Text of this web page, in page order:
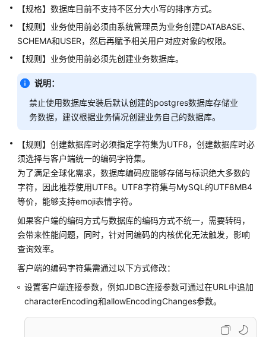
发
指
南
开
发
南
（分
布
式
_V2.0-
10.x）
指
南
（集
中
_V2.0-
10.x）
【规格】数据库目前不支持不区分大小写的排序方式。
【规则】业务使用前必须由系统管理员为业务创建DATABASE、
SCHEMA和USER，然后再赋予相关用户对应对象的权限。
【规则】业务使用前必须先创建业务数据库。
说明：
禁止使用数据库安装后默认创建的postgres数据库存储业
务数据，建议根据业务情况创建业务自己的数据库。
【规则】创建数据库时必须指定字符集为UTF8，创建数据库时必
须选择与客户端统一的编码字符集。
为了满足全球化需求，数据库编码应能够存储与标识绝大多数的
字符，因此推荐使用UTF8。UTF8字符集与MySQL的UTF8MB4
等价，能够支持emoji表情字符。
如果客户端的编码方式与数据库的编码方式不统一，需要转码，
会带来性能问题，同时，针对同编码的内核优化无法触发，影响
查询效率。
客户端的编码字符集需通过以下方式修改：
设置客户端连接参数，例如JDBC连接参数可通过在URL中追加
characterEncoding和allowEncodingChanges参数。